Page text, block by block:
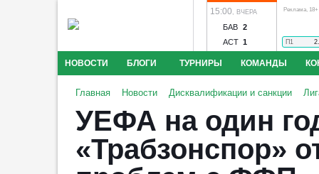
15:00 , ВЧЕРА
БАВ
2
АСТ 1
Реклама, 18+
П1
НОВОСТИ БЛОГИ ТУРНИРЫ КОМАНДЫ
Конкурс
Спортдир «Ньюкасла» заявил,
Гимарайнса
«Ливерпуль» договорился об
Крылья Советов - Балтика Локомотив - Акрон
Рязань Муром - Металлург Нарт - Динамо
Динамо Киров
Чита - Чертаново Шумбрат -
Шексна Череповец Оренбург - Локомотив Родина -
Главная Новости Дисквалификации и санкции
УЕФА на один
«Трабзонспор»